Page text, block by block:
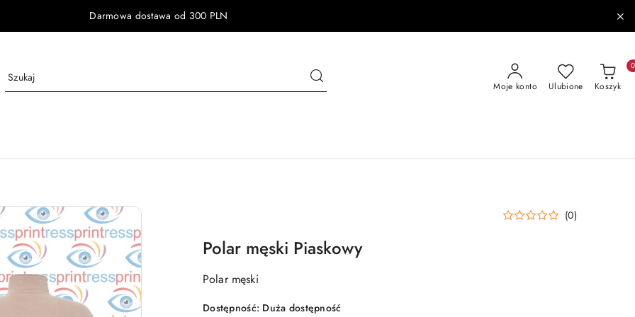
Darmowa dostawa od 300 PLN
Moje konto Ulubione Koszyk
0
(0)
Polar męski Piaskowy
Polar męski
Dostępność: Duża dostępność